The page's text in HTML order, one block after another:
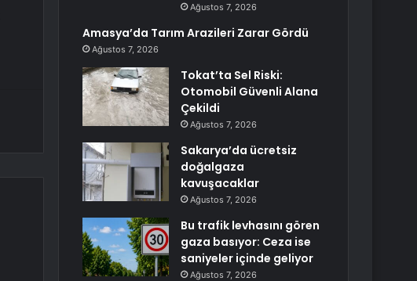
Ağustos 7, 2026
Amasya’da Tarım Arazileri Zarar Gördü
Ağustos 7, 2026
Tokat’ta Sel Riski:
Otomobil Güvenli Alana
Çekildi
Ağustos 7, 2026
Sakarya’da ücretsiz
doğalgaza
kavuşacaklar
Ağustos 7, 2026
Bu trafik levhasını gören
gaza basıyor: Ceza ise
saniyeler içinde geliyor
Ağustos 7, 2026